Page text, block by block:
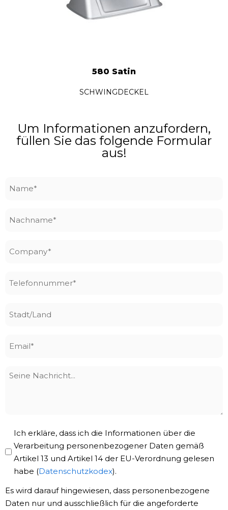
580 Satin
SCHWINGDECKEL
Um Informationen anzufordern,
füllen Sie das folgende Formular
aus!
Seine
Privacy
Policy
Ich erkläre, dass ich die Informationen über die
Verarbeitung personenbezogener Daten gemäß
Artikel 13 und Artikel 14 der EU-Verordnung gelesen
habe (Datenschutzkodex).
Es wird darauf hingewiesen, dass personenbezogene
Daten nur und ausschließlich für die angeforderte